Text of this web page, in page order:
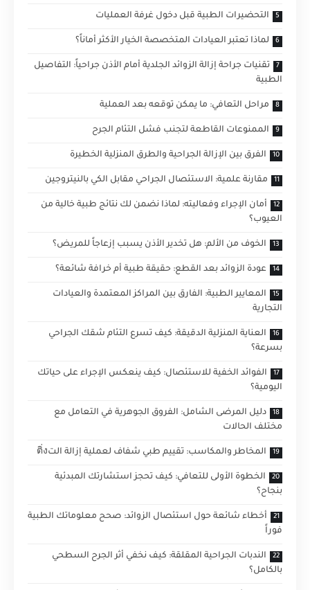
التحضيرات الطبية قبل دخول غرفة العمليات
لماذا تعتبر العيادات المتخصصة الخيار الأكثر أماناً؟
تقنيات جراحة إزالة الزوائد الجلدية أمام الأذن جراحياً: التفاصيل
الطبية
مراحل التعافي: ما يمكن توقعه بعد العملية
الممنوعات القاطعة لتجنب فشل التئام الجرح
الفرق بين الإزالة الجراحية والطرق المنزلية الخطيرة
مقارنة علمية: الاستئصال الجراحي مقابل الكي بالنيتروجين
أمان الإجراء وفعاليته: لماذا نضمن لك نتائج طبية خالية من
العيوب؟
الخوف من الألم: هل تخدير الأذن يسبب إزعاجاً للمريض؟
عودة الزوائد بعد القطع: حقيقة طبية أم خرافة شائعة؟
المعايير الطبية: الفارق بين المراكز المعتمدة والعيادات
التجارية
العناية المنزلية الدقيقة: كيف تسرع التئام شقك الجراحي
بسرعة؟
الفوائد الخفية للاستئصال: كيف ينعكس الإجراء على حياتك
اليومية؟
دليل المرضى الشامل: الفروق الجوهرية في التعامل مع
مختلف الحالات
المخاطر والمكاسب: تقييم طبي شفاف لعملية إزالة التติ่ง
الخطوة الأولى للتعافي: كيف تحجز استشارتك المبدئية
بنجاح؟
أخطاء شائعة حول استئصال الزوائد: صحح معلوماتك الطبية
فوراً
الندبات الجراحية المقلقة: كيف نخفي أثر الجرح السطحي
بالكامل؟